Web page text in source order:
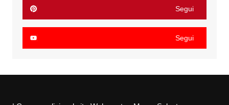
Segui
Segui